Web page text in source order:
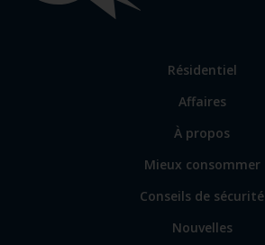
Lien
les
principales
Résidentiel
Affaires
Lien
certains
sites
À propos
Mieux consommer
Conseils de sécurité
Nouvelles